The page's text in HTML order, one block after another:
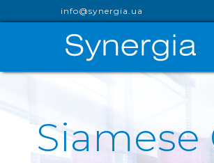
info@synergia.ua
Siamese